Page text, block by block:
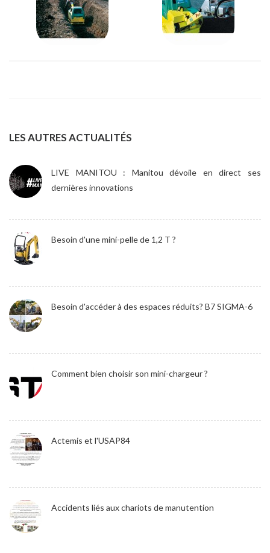
LES AUTRES ACTUALITÉS
LIVE MANITOU : Manitou dévoile en direct ses
dernières innovations
Besoin d'une mini-pelle de 1,2 T ?
Besoin d'accéder à des espaces réduits? B7 SIGMA-6
Comment bien choisir son mini-chargeur ?
Actemis et l'USAP84
Accidents liés aux chariots de manutention